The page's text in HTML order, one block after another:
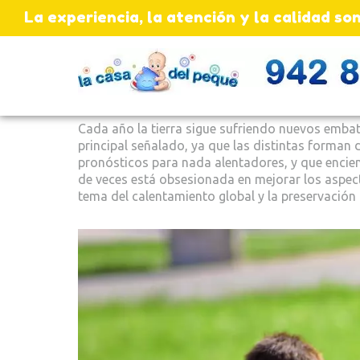
La experiencia, la atención y la calidad
Cada año la tierra sigue sufriendo nuevos
principal señalado, ya que las distintas
pronósticos para nada alentadores, y que
de veces está obsesionada en mejorar los
tema del calentamiento global y la